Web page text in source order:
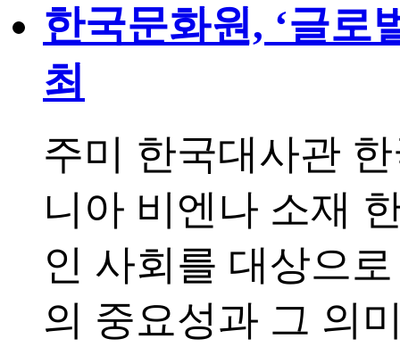
한국문화원, ‘글로
최
주미 한국대사관
니아 비엔나 소재
인 사회를 대상으
의 중요성과 그 의